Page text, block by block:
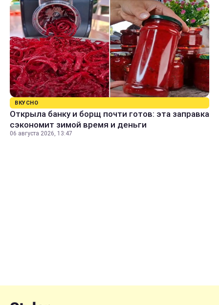
ВКУСНО
Открыла банку и борщ почти готов: эта заправка
сэкономит зимой время и деньги
06 августа 2026, 13:47